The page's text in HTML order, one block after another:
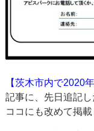
【茨木市内で2020
記事に、先日追記し
ココにも改めて掲載